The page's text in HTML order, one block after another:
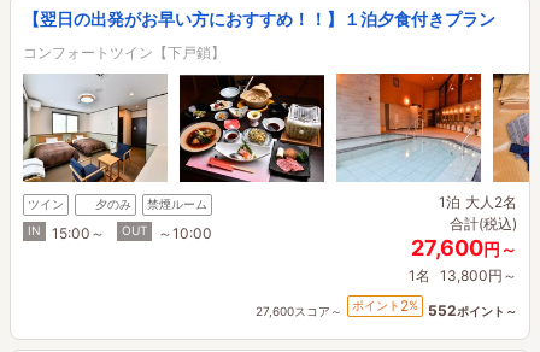
【翌日の出発がお早い方におすすめ！！】１泊夕食付きプラン
コンフォートツイン【下戸鎖】
ツイン 夕のみ
禁煙ルーム
IN
15:00～ OUT ～10:00
1泊 大人2名
合計(税込)
27,600円～
1名 13,800円～
27,600スコア～ ポイント 2% 552ポイント～